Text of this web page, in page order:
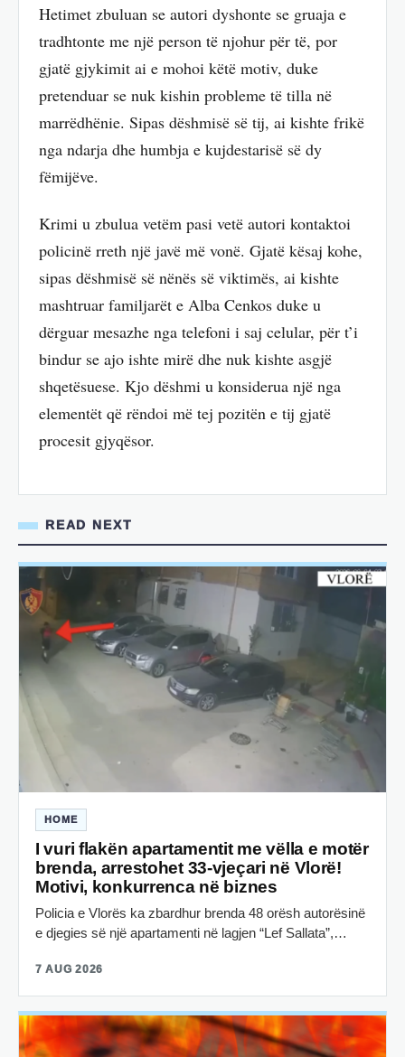
Hetimet zbuluan se autori dyshonte se gruaja e
tradhtonte me një person të njohur për të, por
gjatë gjykimit ai e mohoi këtë motiv, duke
pretenduar se nuk kishin probleme të tilla në
marrëdhënie. Sipas dëshmisë së tij, ai kishte frikë
nga ndarja dhe humbja e kujdestarisë së dy
fëmijëve.
Krimi u zbulua vetëm pasi vetë autori kontaktoi
policinë rreth një javë më vonë. Gjatë kësaj kohe,
sipas dëshmisë së nënës së viktimës, ai kishte
mashtruar familjarët e Alba Cenkos duke u
dërguar mesazhe nga telefoni i saj celular, për t’i
bindur se ajo ishte mirë dhe nuk kishte asgjë
shqetësuese. Kjo dëshmi u konsiderua një nga
elementët që rëndoi më tej pozitën e tij gjatë
procesit gjyqësor.
READ NEXT
HOME
I vuri flakën apartamentit me vëlla e motër
brenda, arrestohet 33-vjeçari në Vlorë!
Motivi, konkurrenca në biznes
Policia e Vlorës ka zbardhur brenda 48 orësh autorësinë
e djegies së një apartamenti në lagjen “Lef Sallata”,…
7 AUG 2026